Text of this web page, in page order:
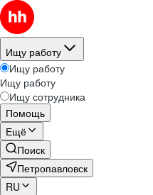
Ищу работу
Ищу работу
Ищу работу
Ищу сотрудника
Помощь
Ещё
Поиск
Петропавловск
RU